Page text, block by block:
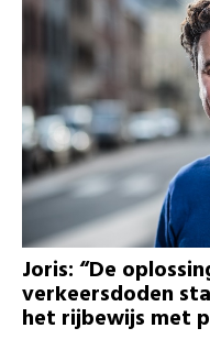
Joris: “De
verkeersdoden
het rijbewijs met